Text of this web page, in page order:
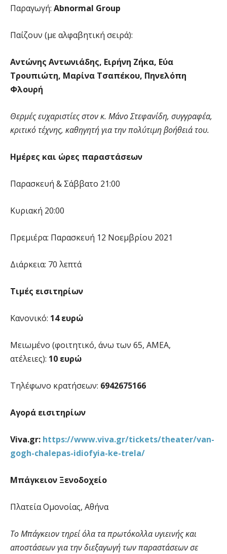
Παραγωγή: Abnormal Group
Παίζουν (με αλφαβητική σειρά):
Αντώνης Αντωνιάδης, Ειρήνη Ζήκα, Εύα
Τρουπιώτη, Μαρίνα Τσαπέκου, Πηνελόπη
Φλουρή
Θερμές ευχαριστίες στον κ. Μάνο Στεφανίδη, συγγραφέα,
κριτικό τέχνης, καθηγητή για την πολύτιμη βοήθειά του.
Ημέρες και ώρες παραστάσεων
Παρασκευή & Σάββατο 21:00
Κυριακή 20:00
Πρεμιέρα: Παρασκευή 12 Νοεμβρίου 2021
Διάρκεια: 70 λεπτά
Τιμές εισιτηρίων
Κανονικό: 14 ευρώ
Μειωμένο (φοιτητικό, άνω των 65, ΑΜΕΑ,
ατέλειες): 10 ευρώ
Τηλέφωνο κρατήσεων: 6942675166
Αγορά εισιτηρίων
Viva.gr: https://www.viva.gr/tickets/theater/van-
gogh-chalepas-idiofyia-ke-trela/
Μπάγκειον Ξενοδοχείο
Πλατεία Ομονοίας, Αθήνα
Το Μπάγκειον τηρεί όλα τα πρωτόκολλα υγιεινής και
αποστάσεων για την διεξαγωγή των παραστάσεων σε